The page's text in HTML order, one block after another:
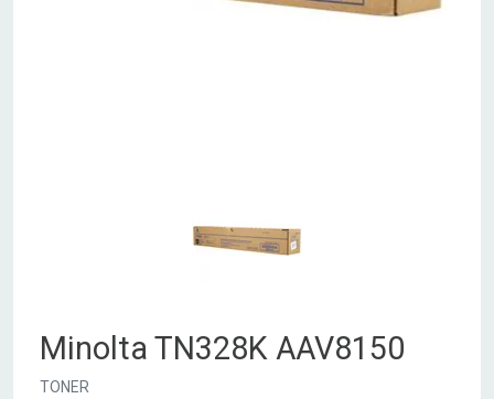
Minolta TN328K AAV8150
TONER